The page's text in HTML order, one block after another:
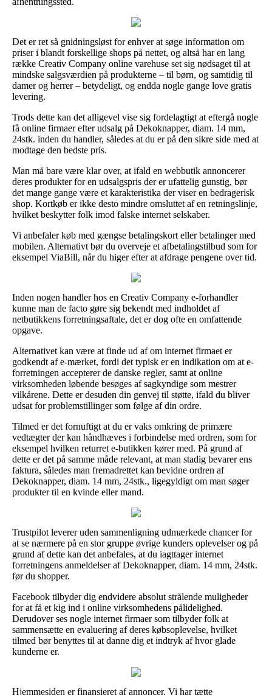
Det er ret så gnidningsløst for enhver at søge information om
priser i blandt forskellige shops på nettet, og altså har en lang
række Creativ Company online varehuse set sig nødsaget til at
mindske salgsværdien på produkterne – til børn, og samtidig til
damer og herrer – betydeligt, og endda nogle gange love gratis
levering.
Trods dette kan det alligevel vise sig fordelagtigt at eftergå nogle
få online firmaer efter udsalg på Dekoknapper, diam. 14 mm,
24stk. inden du handler, således at du er på den sikre side med at
modtage den bedste pris.
Man må bare være klar over, at ifald en webbutik annoncerer
deres produkter for en udsalgspris der er ufattelig gunstig, bør
det mange gange være et karakteristika der viser en bedragerisk
shop. Kortkøb er ikke desto mindre omsluttet af en retningslinje,
hvilket beskytter folk imod falske internet selskaber.
Vi anbefaler køb med gængse betalingskort eller betalinger med
mobilen. Alternativt bør du overveje et afbetalingstilbud som for
eksempel ViaBill, når du higer efter at afdrage pengene over tid.
Inden nogen handler hos en Creativ Company e-forhandler
kunne man de facto gøre sig bekendt med indholdet af
netbutikkens forretningsaftale, det er dog ofte en omfattende
opgave.
Alternativet kan være at finde ud af om internet firmaet er
godkendt af e-mærket, fordi det typisk er en indikation om at e-
forretningen accepterer de danske regler, samt at online
virksomheden løbende besøges af sagkyndige som mestrer
vilkårene. Dette er desuden din genvej til støtte, ifald du bliver
udsat for problemstillinger som følge af din ordre.
Tilmed er det fornuftigt at du er vaks omkring de primære
vedtægter der kan håndhæves i forbindelse med ordren, som for
eksempel hvilken returret e-butikken kører med. På grund af
dette er det på samme måde relevant, at man stadig bevarer ens
faktura, således man fremadrettet kan bevidne ordren af
Dekoknapper, diam. 14 mm, 24stk., ligegyldigt om man søger
produkter til en kvinde eller mand.
Trustpilot leverer uden sammenligning udmærkede chancer for
at se nærmere på en stor gruppe øvrige kunders oplevelser og på
grund af dette kan det anbefales, at du iagttager internet
forretningens anmeldelser af Dekoknapper, diam. 14 mm, 24stk.
før du shopper.
Facebook tilbyder dig endvidere absolut strålende muligheder
for at få et kig ind i online virksomhedens pålidelighed.
Derudover ses nogle internet firmaer som tilbyder folk at
sammensætte en evaluering af deres købsoplevelse, hvilket
tilmed bør benyttes til at danne dig et indtryk af hvor glade
kunderne er.
Hjemmesiden er finansieret af annoncer. Vi har tætte